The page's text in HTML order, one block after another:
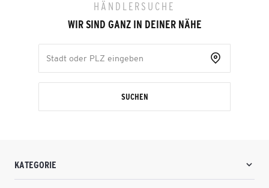
HÄNDLERSUCHE
WIR SIND GANZ IN DEINER NÄHE
SUCHEN
KATEGORIE